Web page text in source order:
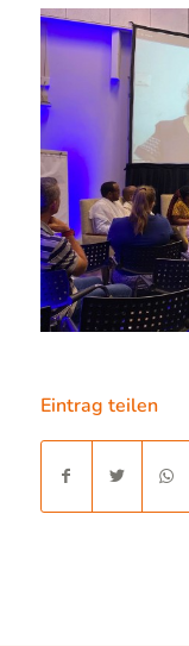
Eintrag teilen